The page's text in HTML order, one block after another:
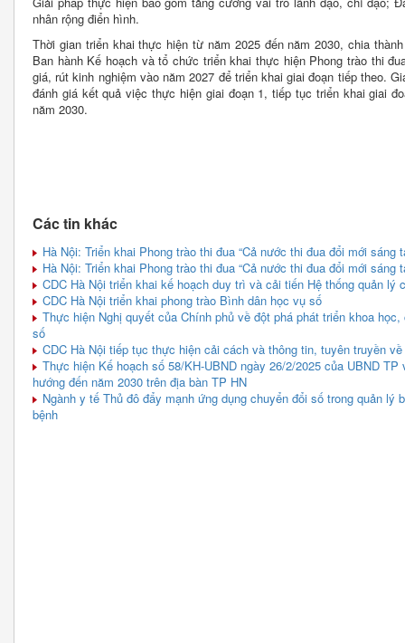
nhân rộng điển hình.
Thời gian triển khai thực hiện từ năm 2025 đến năm 2030, chia
Ban hành Kế hoạch và tổ chức triển khai thực hiện Phong trào thi
giá, rút kinh nghiệm vào năm 2027 để triển khai giai đoạn tiếp theo.
đánh giá kết quả việc thực hiện giai đoạn 1, tiếp tục triển khai giai
năm 2030.
Các tin khác
Hà Nội: Triển khai Phong trào thi đua “Cả nước thi đua đổi mới sáng
Hà Nội: Triển khai Phong trào thi đua “Cả nước thi đua đổi mới sáng
CDC Hà Nội triển khai kế hoạch duy trì và cải tiến Hệ thống quản lý
CDC Hà Nội triển khai phong trào Bình dân học vụ số
Thực hiện Nghị quyết của Chính phủ về đột phá phát triển khoa
số
CDC Hà Nội tiếp tục thực hiện cải cách và thông tin, tuyên truyền
Thực hiện Kế hoạch số 58/KH-UBND ngày 26/2/2025 của UBND
hướng đến năm 2030 trên địa bàn TP HN
Ngành y tế Thủ đô đẩy mạnh ứng dụng chuyển đổi số trong quản lý
bệnh